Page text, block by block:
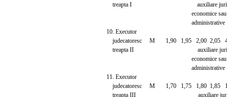
treapta I auxiliare
economice sau
administrative
10. Executor
judecatoresc M 1,90 1,95 2,00 2,05 4
treapta II auxiliare
economice sau
administrative
11. Executor
judecatoresc M 1,70 1,75 1,80 1,85 1
treapta III auxiliare